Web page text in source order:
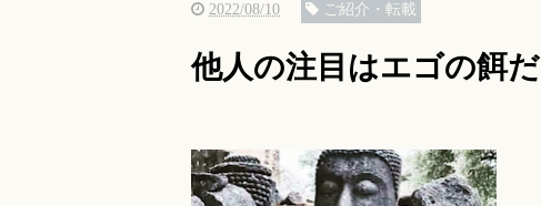
2022/08/10 ご紹介・転載
他人の注目はエゴの餌だ